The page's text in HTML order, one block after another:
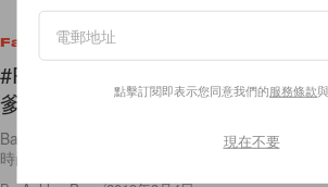
Fashion
#PFW：Balenciaga 中性風單品必
爹鞋將被取代！
Balenciaga 首位模特一走出來，已經奠定了這場
時尚總監 Demna Gvasalia 在這 109
點擊訂閱即表示您同意我們的服務條款與
現在不要